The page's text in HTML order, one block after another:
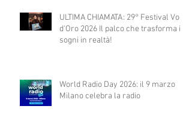
ULTIMA CHIAMATA: 29° Festival Voci
d'Oro 2026 Il palco che trasforma i
sogni in realtà!
World Radio Day 2026: il 9 marzo
Milano celebra la radio